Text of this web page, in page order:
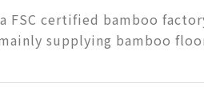
FSC certified bamboo
supplying bamboo